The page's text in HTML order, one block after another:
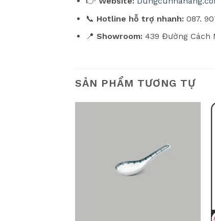
📞 Hotline hỗ trợ nhanh:087.
📍 Showroom:439 Đường Cách
SẢN PHẨM TƯƠNG TỰ